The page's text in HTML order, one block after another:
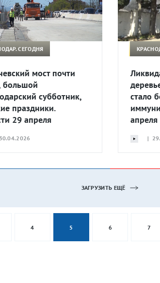
СЕГОДНЯ
мост почти
большой
субботник,
праздники.
29 апреля
стало
апреля
|
ЗАГРУЗИТЬ ЕЩЁ
4 5 6 7